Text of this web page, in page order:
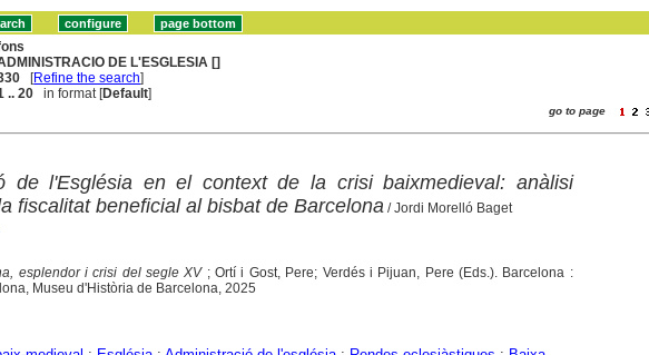
DE L'ESGLESIA []
[Refine the search]
.. 20 in format [Default]
go to page
de l'Església en el context de la crisi baixmedieval: anàlisi
fiscalitat beneficial al bisbat de Barcelona/ Jordi Morelló Baget
esplendor i crisi del segle XV; Ortí i Gost, Pere; Verdés i Pijuan, Pere (Eds.). Barcelona :
Museu d'Història de Barcelona, 2025